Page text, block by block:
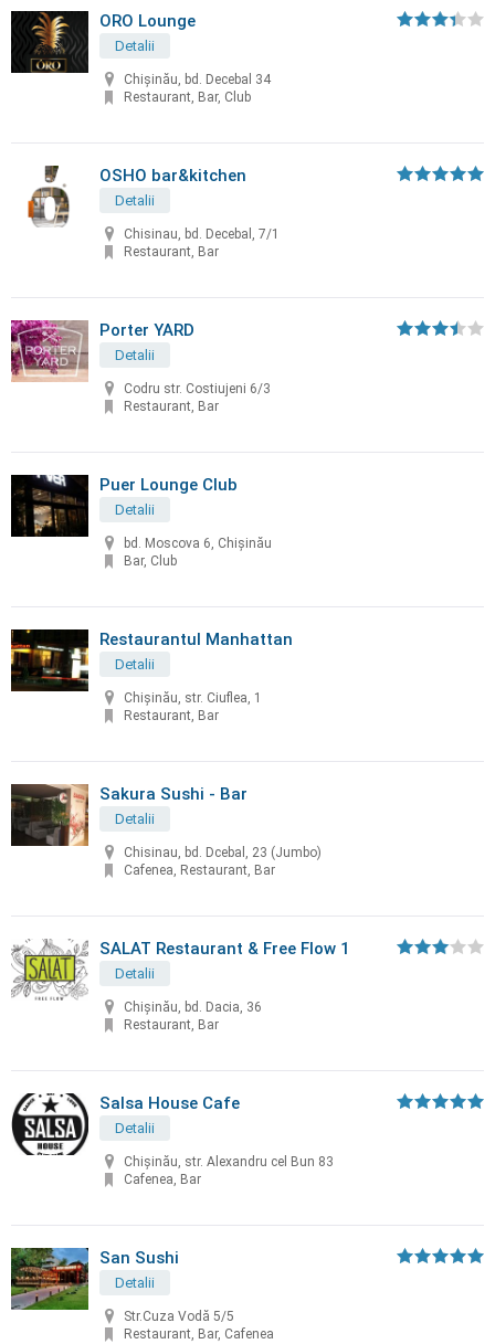
ORO Lounge
Detalii
Chișinău, bd. Decebal 34
Restaurant, Bar, Club
OSHO bar&kitchen
Detalii
Chisinau, bd. Decebal, 7/1
Restaurant, Bar
Porter YARD
Detalii
Codru str. Costiujeni 6/3
Restaurant, Bar
Puer Lounge Club
Detalii
bd. Moscova 6, Chișinău
Bar, Club
Restaurantul Manhattan
Detalii
Chișinău, str. Ciuflea, 1
Restaurant, Bar
Sakura Sushi - Bar
Detalii
Chisinau, bd. Dcebal, 23 (Jumbo)
Cafenea, Restaurant, Bar
SALAT Restaurant & Free Flow 1
Detalii
Chişinău, bd. Dacia, 36
Restaurant, Bar
Salsa House Cafe
Detalii
Chișinău, str. Alexandru cel Bun 83
Cafenea, Bar
San Sushi
Detalii
Str.Cuza Vodă 5/5
Restaurant, Bar, Cafenea